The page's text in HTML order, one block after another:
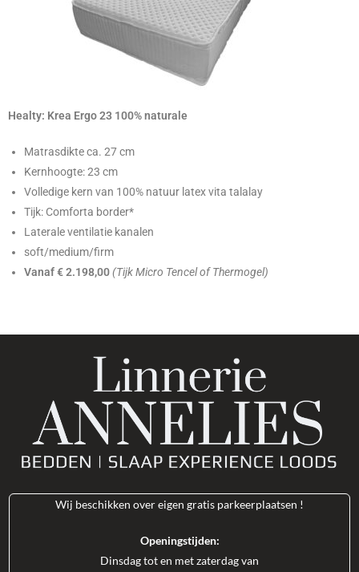
Healty: Krea Ergo 23 100% naturale
Matrasdikte ca. 27 cm
Kernhoogte: 23 cm
Volledige kern van 100% natuur latex vita talalay
Tijk: Comforta border*
Laterale ventilatie kanalen
soft/medium/firm
Vanaf € 2.198,00(Tijk Micro Tencel of Thermogel)
Wij beschikken over eigen gratis parkeerplaatsen !
Openingstijden:
Dinsdag tot en met zaterdag van